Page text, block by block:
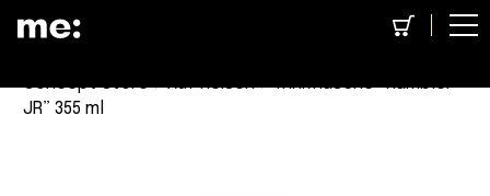
Concept Store>Auf Reisen> Trinkflasche “Rambler
JR” 355 ml